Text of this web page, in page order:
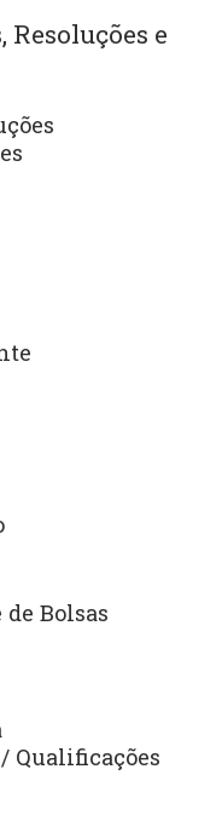
e
Bolsas
Qualificações
consultas/coleta/
DE MAIO DE 2025
em Ciências